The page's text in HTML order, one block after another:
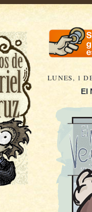
LUNES, 1
El